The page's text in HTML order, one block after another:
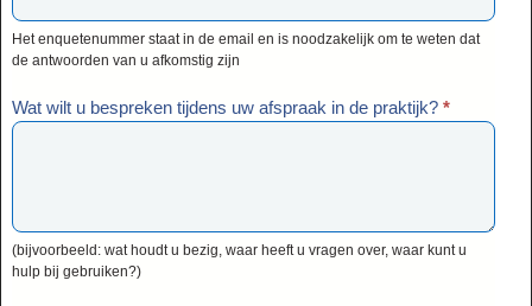
Het enquetenummer staat in de email en is noodzakelijk om te weten dat
de antwoorden van u afkomstig zijn
Wat wilt u bespreken tijdens uw afspraak in de praktijk? *
(bijvoorbeeld: wat houdt u bezig, waar heeft u vragen over, waar kunt u
hulp bij gebruiken?)